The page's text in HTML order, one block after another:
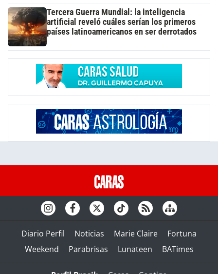
Tercera Guerra Mundial: la inteligencia
artificial reveló cuáles serían los primeros
países latinoamericanos en ser derrotados
Diario Perfil Noticias Marie Claire
Fortuna
Weekend
Parabrisas Lunateen BATimes